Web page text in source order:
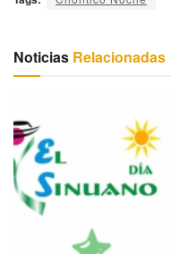
Noticias Relacionadas